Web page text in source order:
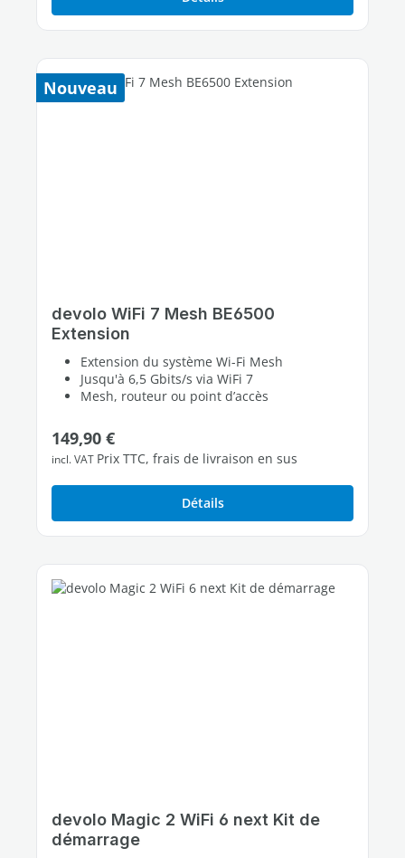
Nouveau
devolo WiFi 7 Mesh BE6500
Extension
Extension du système Wi-Fi Mesh
Jusqu'à 6,5 Gbits/s via WiFi 7
Mesh, routeur ou point d’accès
Prix régulier :
149,90 €
incl. VAT Prix TTC, frais de livraison en sus
Détails
devolo Magic 2 WiFi 6 next Kit de
démarrage